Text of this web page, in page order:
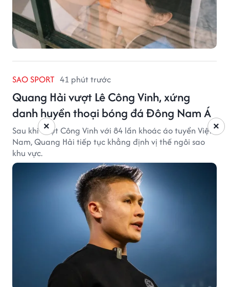
SAO SPORT 41 phút trước
Quang Hải vượt Lê Công Vinh, xứng
danh huyền thoại bóng đá Đông Nam Á
Sau khi vượt Công Vinh với 84 lần khoác áo tuyển Việt
Nam, Quang Hải tiếp tục khẳng định vị thế ngôi sao
khu vực.
×
×